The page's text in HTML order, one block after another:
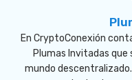
En CryptoConexión
Plumas Invitadas que
mundo